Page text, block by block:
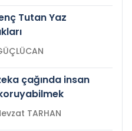
Tutan Yaz
GÜÇLÜCAN
çağında insan
Prof.Dr. Nevzat TARHAN